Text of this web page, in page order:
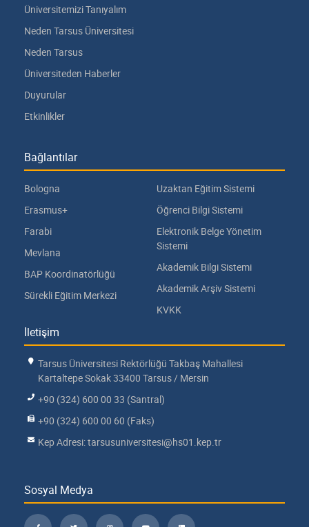
Üniversitemizi Tanıyalım
Neden Tarsus Üniversitesi
Neden Tarsus
Üniversiteden Haberler
Duyurular
Etkinlikler
Bağlantılar
Bologna
Erasmus+
Farabi
Mevlana
BAP Koordinatörlüğü
Sürekli Eğitim Merkezi
Uzaktan Eğitim Sistemi
Öğrenci Bilgi Sistemi
Elektronik Belge Yönetim
Sistemi
Akademik Bilgi Sistemi
Akademik Arşiv Sistemi
KVKK
İletişim
Tarsus Üniversitesi Rektörlüğü Takbaş Mahallesi
Kartaltepe Sokak 33400 Tarsus / Mersin
+90 (324) 600 00 33 (Santral)
+90 (324) 600 00 60 (Faks)
Kep Adresi: tarsusuniversitesi@hs01.kep.tr
Sosyal Medya